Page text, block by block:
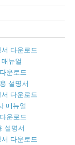
다운로드
뉴얼
운로드
설명서
다운로드
매뉴얼
운로드
설명서
다운로드